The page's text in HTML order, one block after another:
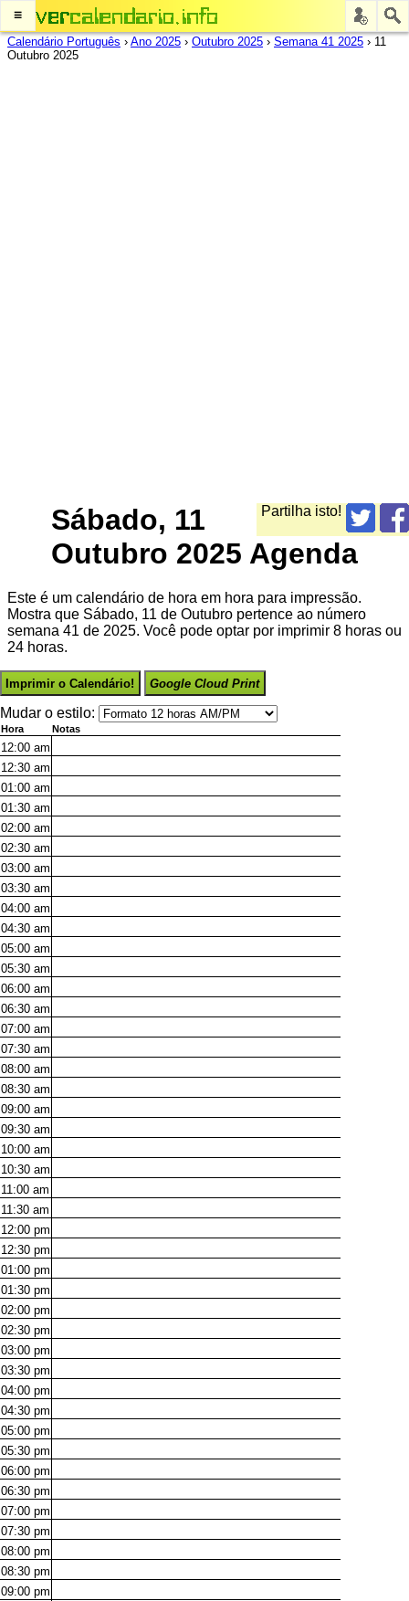
≡
Calendário Português › Ano 2025 › Outubro 2025 › Semana 41 2025 › 11
Outubro 2025
Partilha isto!
Sábado, 11
Outubro 2025 Agenda
Este é um calendário de hora em hora para impressão.
Mostra que Sábado, 11 de Outubro pertence ao número
semana 41 de 2025. Você pode optar por imprimir 8 horas ou
24 horas.
Imprimir o Calendário! Google Cloud Print
Mudar o estilo:
Hora Notas
12:00 am
12:30 am
01:00 am
01:30 am
02:00 am
02:30 am
03:00 am
03:30 am
04:00 am
04:30 am
05:00 am
05:30 am
06:00 am
06:30 am
07:00 am
07:30 am
08:00 am
08:30 am
09:00 am
09:30 am
10:00 am
10:30 am
11:00 am
11:30 am
12:00 pm
12:30 pm
01:00 pm
01:30 pm
02:00 pm
02:30 pm
03:00 pm
03:30 pm
04:00 pm
04:30 pm
05:00 pm
05:30 pm
06:00 pm
06:30 pm
07:00 pm
07:30 pm
08:00 pm
08:30 pm
09:00 pm